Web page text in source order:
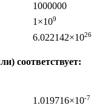
1000000
1×109
6.022142×1026
соответствует:
1.019716×10-7